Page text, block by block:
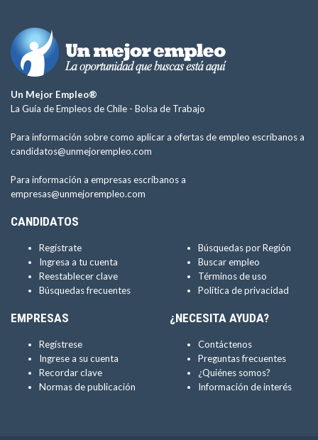
Un Mejor Empleo®
La Guía de Empleos de Chile - Bolsa de Trabajo
Para información sobre como aplicar a ofertas de empleo escríbanos a
candidatos@unmejorempleo.com
Para información a empresas escríbanos a
empresas@unmejorempleo.com
CANDIDATOS
Regístrate
Ingresa a tu cuenta
Reestablecer clave
Búsquedas frecuentes
Búsquedas por Región
Buscar empleo
Términos de uso
Política de privacidad
EMPRESAS
Regístrese
Ingrese a su cuenta
Recordar clave
Normas de publicación
¿NECESITA AYUDA?
Contáctenos
Preguntas frecuentes
¿Quiénes somos?
Información de interés